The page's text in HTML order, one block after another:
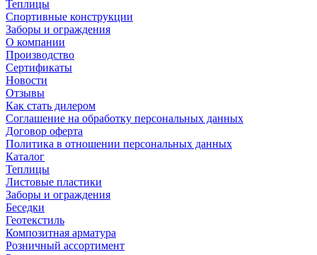
Теплицы
Спортивные конструкции
Заборы и ограждения
О компании
Производство
Сертификаты
Новости
Отзывы
Как стать дилером
Соглашение на обработку персональных данных
Договор оферта
Политика в отношении персональных данных
Каталог
Теплицы
Листовые пластики
Заборы и ограждения
Беседки
Геотекстиль
Композитная арматура
Розничный ассортимент